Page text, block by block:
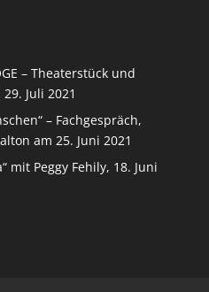
– Theaterstück und
Juli 2021
– Fachgespräch,
am 25. Juni 2021
mit Peggy Fehily, 18. Juni